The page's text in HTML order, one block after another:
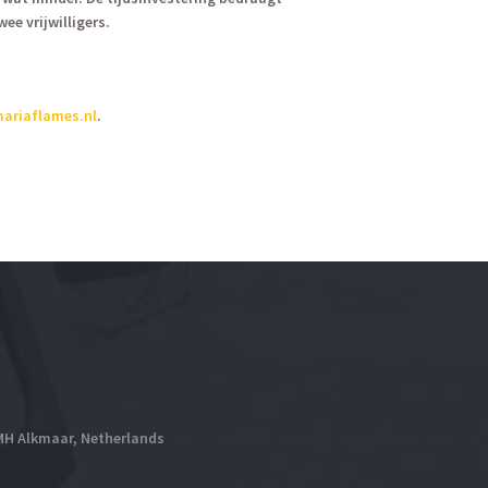
vrijwilligers.
.
Alkmaar, Netherlands